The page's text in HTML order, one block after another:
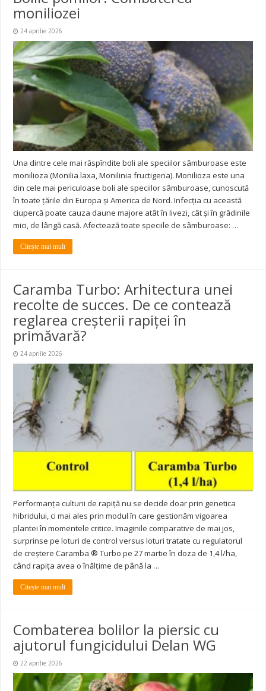
moniliozei
24 aprilie 2026
Una dintre cele mai răspîndite boli ale speciilor sâmburoase este
monilioza (Monilia laxa, Monilinia fructigena). Monilioza este una
din cele mai periculoase boli ale speciilor sâmburoase, cunoscută
în toate ţările din Europa şi America de Nord. Infecția cu această
ciupercă poate cauza daune majore atât în livezi, cât şi în grădinile
mici, de lângă casă. Afectează toate speciile de sâmburoase: …
Citește mai mult
Caramba Turbo: Arhitectura unei
recolte de succes. De ce contează
reglarea creșterii rapiței în
primăvară?
24 aprilie 2026
Performanța culturii de rapiță nu se decide doar prin genetica
hibridului, ci mai ales prin modul în care gestionăm vigoarea
plantei în momentele critice. Imaginile comparative de mai jos,
surprinse pe loturi de control versus loturi tratate cu regulatorul
de creștere Caramba ® Turbo pe 27 martie în doza de 1,4 l/ha,
când rapița avea o înălțime de până la …
Citește mai mult
Combaterea bolilor la piersic cu
ajutorul fungicidului Delan WG
22 aprilie 2026